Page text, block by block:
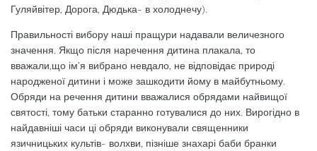
Гуляйвітер, Дорога, Дюдька- в холоднечу).
Правильності вибору наші пращури надавали величезного
значення. Якщо після наречення дитина плакала, то
вважали,що ім’я вибрано невдало, не відповідає природі
народженої дитини і може зашкодити йому в майбутньому.
Обряди на речення дитини вважалися обрядами найвищої
святості, тому батьки старанно готувалися до них. Вирогідно в
найдавніші часи ці обряди виконували священники
язичницьких культів- волхви, пізніше знахарі баби бранки